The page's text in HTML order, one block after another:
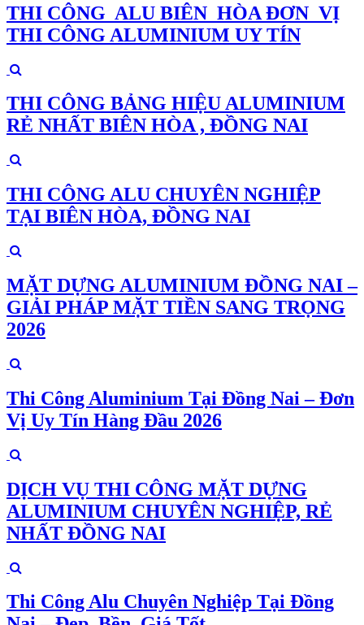
THI CÔNG ALU BIÊN HÒA ĐƠN VỊ
THI CÔNG ALUMINIUM UY TÍN
THI CÔNG BẢNG HIỆU ALUMINIUM
RẺ NHẤT BIÊN HÒA , ĐỒNG NAI
THI CÔNG ALU CHUYÊN NGHIỆP
TẠI BIÊN HÒA, ĐỒNG NAI
MẶT DỰNG ALUMINIUM ĐỒNG NAI –
GIẢI PHÁP MẶT TIỀN SANG TRỌNG
2026
Thi Công Aluminium Tại Đồng Nai – Đơn
Vị Uy Tín Hàng Đầu 2026
DỊCH VỤ THI CÔNG MẶT DỰNG
ALUMINIUM CHUYÊN NGHIỆP, RẺ
NHẤT ĐỒNG NAI
Thi Công Alu Chuyên Nghiệp Tại Đồng